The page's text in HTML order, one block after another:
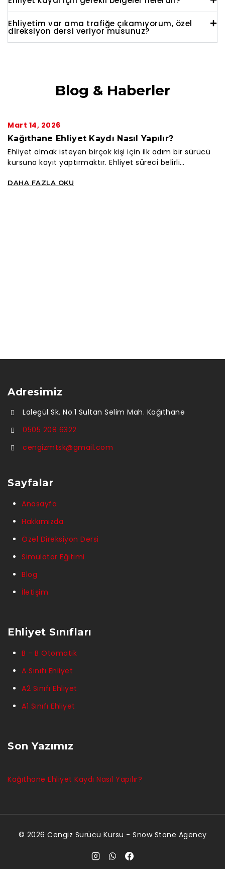
Ehliyetim var ama trafiğe çıkamıyorum, özel
direksiyon dersi veriyor musunuz?
Blog & Haberler
Mart 14, 2026
Kağıthane Ehliyet Kaydı Nasıl Yapılır?
Ehliyet almak isteyen birçok kişi için ilk adım bir sürücü
kursuna kayıt yaptırmaktır. Ehliyet süreci belirli
DAHA FAZLA OKU
Adresimiz
Lalegül Sk. No:1 Sultan Selim Mah. Kağıthane
0505 208 6322
cengizmtsk@gmail.com
Sayfalar
Anasayfa
Hakkımızda
Özel Direksiyon Dersi
Simülatör Eğitimi
Blog
İletişim
Ehliyet Sınıfları
B - B Otomatik
A Sınıfı Ehliyet
A2 Sınıfı Ehliyet
A1 Sınıfı Ehliyet
Son Yazımız
Kağıthane Ehliyet Kaydı Nasıl Yapılır?
© 2026 Cengiz Sürücü Kursu - Snow Stone Agency